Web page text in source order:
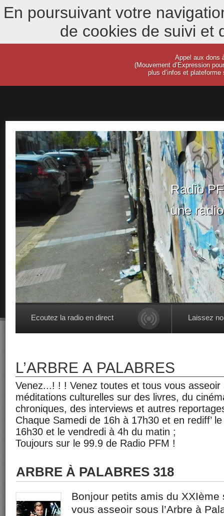
En poursuivant votre
de cookies de suivi et
Appel aux dons
(Mouvement d’Expression
plus d’infos et
Radio
une
Ecoutez la radio en direct Laissez
L’ARBRE À PALABRES
Venez...! ! ! Venez toutes et tous vous asseoir
méditations culturelles sur des livres, du
chroniques, des interviews et autres
Chaque Samedi de 16h à 17h30 et en rediff’
16h30 et le vendredi à 4h du matin ;
Toujours sur le 99.9 de Radio PFM !
ARBRE À PALABRES 318
Bonjour petits amis du
vous asseoir sous l’Arbre à